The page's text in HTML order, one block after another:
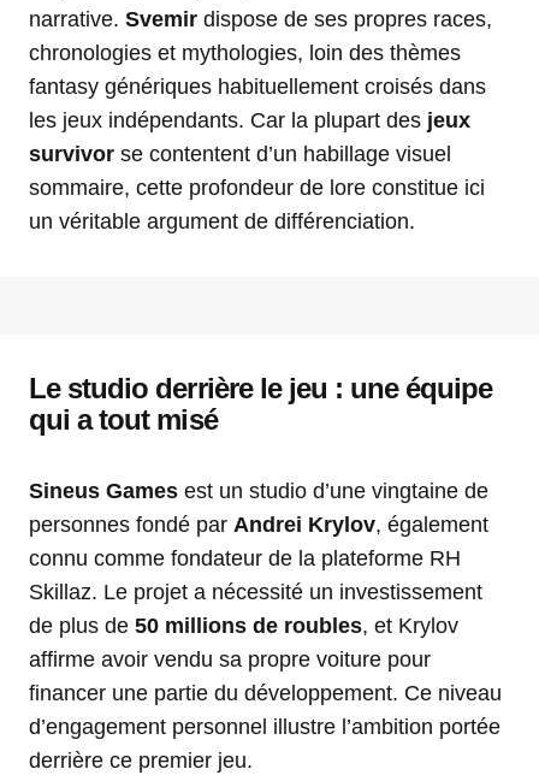
narrative. Svemir dispose de ses propres races,
chronologies et mythologies, loin des thèmes
fantasy génériques habituellement croisés dans
les jeux indépendants. Car la plupart des jeux
survivor se contentent d’un habillage visuel
sommaire, cette profondeur de lore constitue ici
un véritable argument de différenciation.
Le studio derrière le jeu : une équipe
qui a tout misé
Sineus Games est un studio d’une vingtaine de
personnes fondé par Andrei Krylov, également
connu comme fondateur de la plateforme RH
Skillaz. Le projet a nécessité un investissement
de plus de 50 millions de roubles, et Krylov
affirme avoir vendu sa propre voiture pour
financer une partie du développement. Ce niveau
d’engagement personnel illustre l’ambition portée
derrière ce premier jeu.